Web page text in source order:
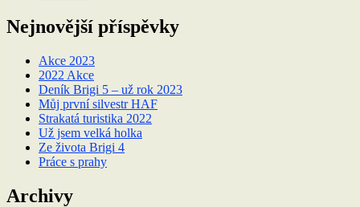
Nejnovější příspěvky
Akce 2023
2022 Akce
Deník Brigi 5 – už rok 2023
Můj první silvestr HAF
Strakatá turistika 2022
Už jsem velká holka
Ze života Brigi 4
Práce s prahy
Archivy